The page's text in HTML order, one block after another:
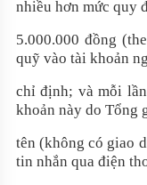
nhiều hơn mức quy
5.000.000 đồng
quỹ vào tài khoản
chỉ định; và mỗi
khoản này do Tổng
tên (không có giao
tin nhắn qua điện